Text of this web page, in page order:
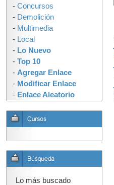
- Concursos
- Demolición
- Multimedia
- Local
- Lo Nuevo
- Top 10
- Agregar Enlace
- Modificar Enlace
- Enlace Aleatorio
Lo más buscado